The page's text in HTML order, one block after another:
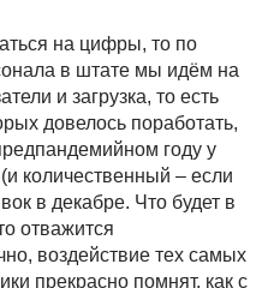
на цифры, то по
в штате мы идём на
и загрузка, то есть
довелось поработать,
году у
количественный – если
в декабре. Что будет в
отважится
воздействие тех самых
прекрасно помнят, как с